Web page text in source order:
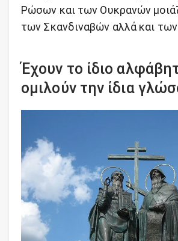
Ρώσων και των Ουκρανών
των Σκανδιναβών αλλά και
Έχουν το ίδιο
ομιλούν την ίδια